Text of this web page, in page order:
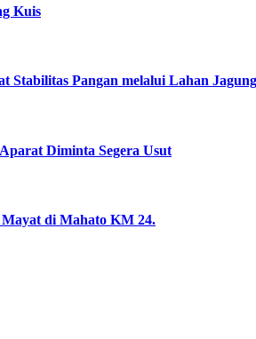
Kuis
Stabilitas Pangan melalui Lahan
Diminta Segera Usut
Mayat di Mahato KM 24.